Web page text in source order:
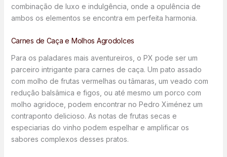
combinação de luxo e indulgência, onde a opulência de
ambos os elementos se encontra em perfeita harmonia.
Carnes de Caça e Molhos Agrodolces
Para os paladares mais aventureiros, o PX pode ser um
parceiro intrigante para carnes de caça. Um pato assado
com molho de frutas vermelhas ou tâmaras, um veado com
redução balsâmica e figos, ou até mesmo um porco com
molho agridoce, podem encontrar no Pedro Ximénez um
contraponto delicioso. As notas de frutas secas e
especiarias do vinho podem espelhar e amplificar os
sabores complexos desses pratos.